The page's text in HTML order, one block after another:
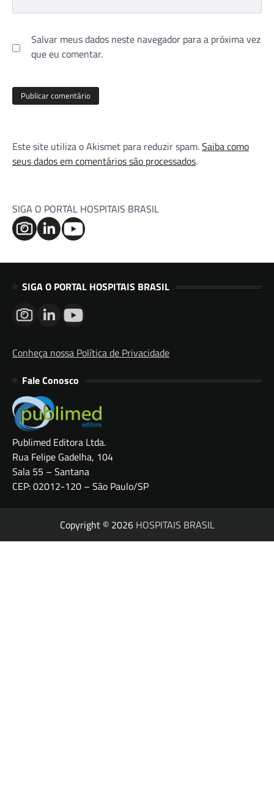
Salvar meus dados neste navegador para a próxima vez
que eu comentar.
Este site utiliza o Akismet para reduzir spam.Saiba como
seus dados em comentários são processados.
SIGA O PORTAL HOSPITAIS BRASIL
SIGA O PORTAL HOSPITAIS BRASIL
Conheça nossa Política de Privacidade
Fale Conosco
Publimed Editora Ltda.
Rua Felipe Gadelha, 104
Sala 55 – Santana
CEP: 02012-120 – São Paulo/SP
Copyright © 2026 HOSPITAIS BRASIL